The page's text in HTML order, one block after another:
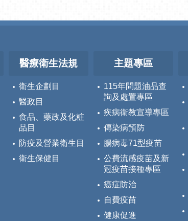
醫療衛生法規
衛生企劃目
醫政目
食品、藥政及化粧
品目
防疫及營業衛生目
衛生保健目
主題專區
115年問題油品查
詢及處置專區
疾病衛教宣導專區
傳染病預防
腸病毒71型疫苗
公費流感疫苗及新
冠疫苗接種專區
癌症防治
自費疫苗
健康促進